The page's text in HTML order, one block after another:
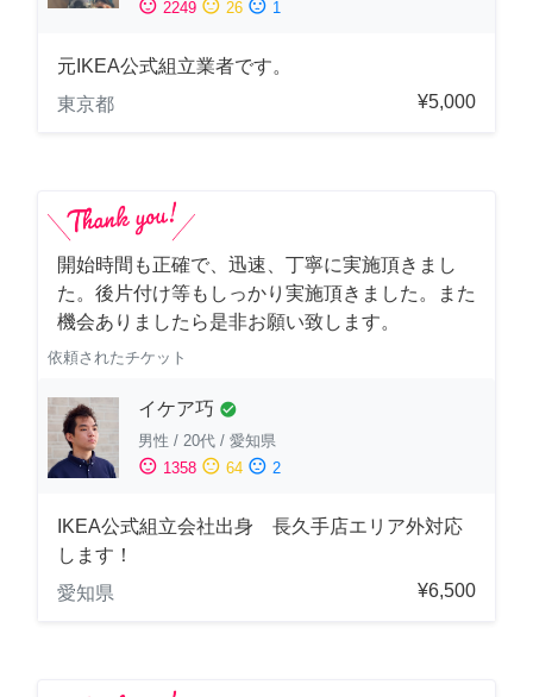
sentiment_satisfied 2249 sentiment_neutral 26 sentiment_dissatisfied 1
元IKEA公式組立業者です。
東京都
¥5,000
開始時間も正確で、迅速、丁寧に実施頂きまし
た。後片付け等もしっかり実施頂きました。また
機会ありましたら是非お願い致します。
依頼されたチケット
イケア巧 check_circle
男性 / 20代 / 愛知県
sentiment_satisfied 1358 sentiment_neutral 64 sentiment_dissatisfied 2
IKEA公式組立会社出身 長久手店エリア外対応
します！
愛知県
¥6,500